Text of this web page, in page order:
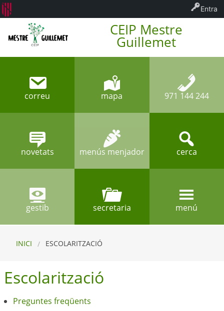
CEIP Mestre
Guillemet
correu mapa 971 144 244
novetats menús menjador cerca
gestib secretaria menú
INICI ESCOLARITZACIÓ
Escolarització
Preguntes freqüents
Entra